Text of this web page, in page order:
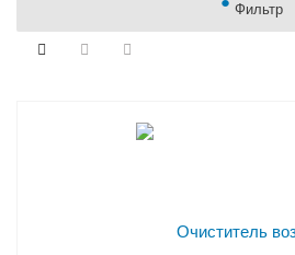
Фильтр